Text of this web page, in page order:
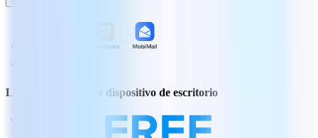
Limitado a un único dispositivo de escritorio